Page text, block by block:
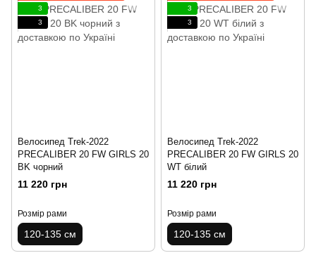
3
3
Велосипед Trek-2022
PRECALIBER 20 FW GIRLS 20
BK чорний
11 220 грн
Розмір рами
120-135 см
3
3
Велосипед Trek-2022
PRECALIBER 20 FW GIRLS 20
WT білий
11 220 грн
Розмір рами
120-135 см